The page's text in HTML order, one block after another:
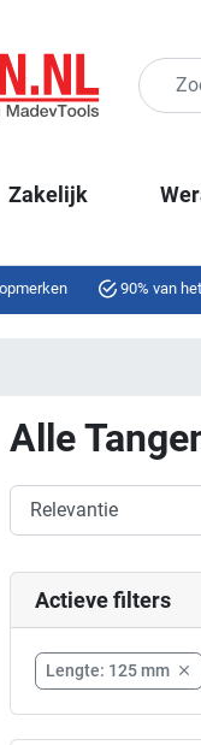
Zakelijk
90% van
Alle
Actieve filters
Lengte: 125 mm 